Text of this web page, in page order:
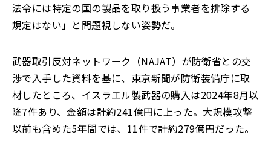
法令には特定の国の製品を取り扱う事業者を排除する
規定はない」と問題視しない姿勢だ。
武器取引反対ネットワーク（NAJAT）が防衛省との交
渉で入手した資料を基に、東京新聞が防衛装備庁に取
材したところ、イスラエル製武器の購入は2024年8月以
降7件あり、金額は計約241億円に上った。大規模攻撃
以前も含めた5年間では、11件で計約279億円だった。